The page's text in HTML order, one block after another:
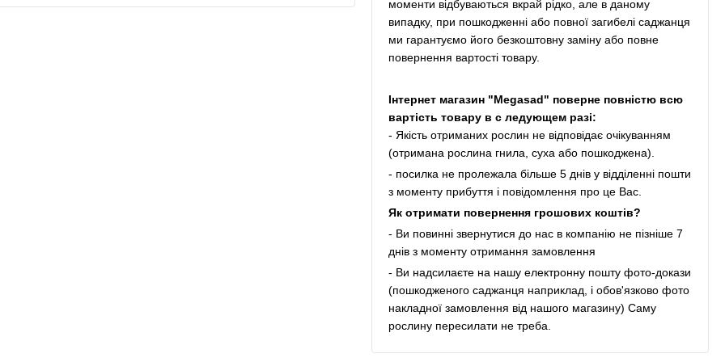
моменти відбуваються вкрай рідко, але в даному
випадку, при пошкодженні або повної загибелі саджанця
ми гарантуємо його безкоштовну заміну або повне
повернення вартості товару.
Інтернет магазин "Megasad" поверне повністю всю
вартість товару в с ледующем разі:
- Якість отриманих рослин не відповідає очікуванням
(отримана рослина гнила, суха або пошкоджена).
- посилка не пролежала більше 5 днів у відділенні пошти
з моменту прибуття і повідомлення про це Вас.
Як отримати повернення грошових коштів?
- Ви повинні звернутися до нас в компанію не пізніше 7
днів з моменту отримання замовлення
- Ви надсилаєте на нашу електронну пошту фото-докази
(пошкодженого саджанця наприклад, і обов'язково фото
накладної замовлення від нашого магазину) Саму
рослину пересилати не треба.